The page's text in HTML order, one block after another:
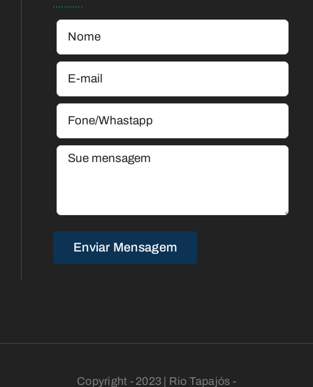
Copyright - 2023 | Rio Tapajós -